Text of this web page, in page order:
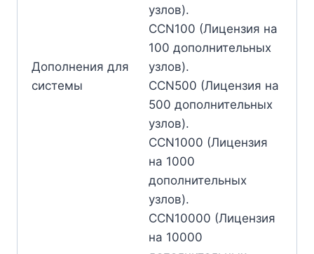
Дополнения для
системы
узлов).
CCN100 (Лицензия на
100 дополнительных
узлов).
CCN500 (Лицензия на
500 дополнительных
узлов).
CCN1000 (Лицензия
на 1000
дополнительных
узлов).
CCN10000 (Лицензия
на 10000